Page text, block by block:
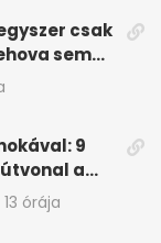
csak
sem
9
a
13 órája